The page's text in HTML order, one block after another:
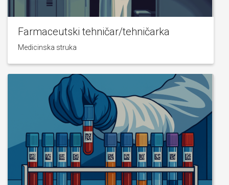
Farmaceutski tehničar/tehničarka
Medicinska struka